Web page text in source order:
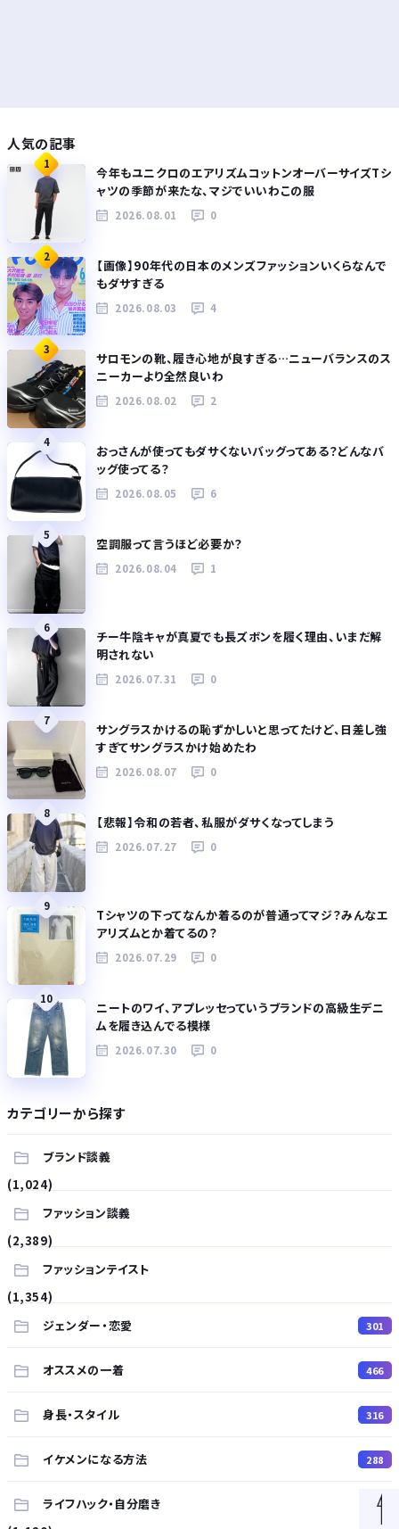
人気の記事
1
今年もユニクロのエアリズムコットンオーバーサイズTシ
ャツの季節が来たな、マジでいいわこの服
2026.08.01 0
2
【画像】90年代の日本のメンズファッションいくらなんで
もダサすぎる
2026.08.03 4
3
サロモンの靴、履き心地が良すぎる…ニューバランスのス
ニーカーより全然良いわ
2026.08.02 2
4
おっさんが使ってもダサくないバッグってある？どんなバ
ッグ使ってる？
2026.08.05 6
5
空調服って言うほど必要か？
2026.08.04 1
6
チー牛陰キャが真夏でも長ズボンを履く理由、いまだ解
明されない
2026.07.31 0
7
サングラスかけるの恥ずかしいと思ってたけど、日差し強
すぎてサングラスかけ始めたわ
2026.08.07 0
8
【悲報】令和の若者、私服がダサくなってしまう
2026.07.27 0
9
Tシャツの下ってなんか着るのが普通ってマジ？みんなエ
アリズムとか着てるの？
2026.07.29 0
10
ニートのワイ、アプレッセっていうブランドの高級生デニ
ムを履き込んでる模様
2026.07.30 0
カテゴリーから探す
ブランド談義
(1,024)
ファッション談義
(2,389)
ファッションテイスト
(1,354)
ジェンダー・恋愛
301
オススメの一着 466
身長・スタイル 316
イケメンになる方法 288
ライフハック・自分磨き